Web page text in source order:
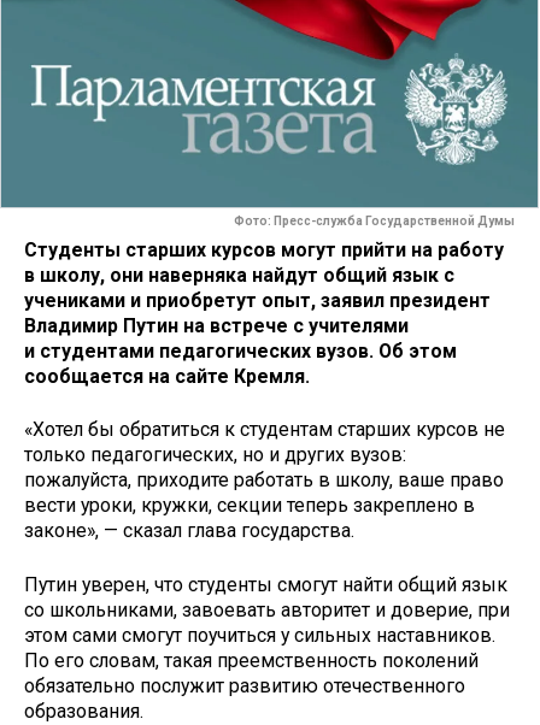
Фото: Пресс-служба Государственной Думы
Студенты старших курсов могут прийти на работу
в школу, они наверняка найдут общий язык с
учениками и приобретут опыт, заявил президент
Владимир Путин на встрече с учителями
и студентами педагогических вузов. Об этом
сообщается на сайте Кремля.
«Хотел бы обратиться к студентам старших курсов не
только педагогических, но и других вузов:
пожалуйста, приходите работать в школу, ваше право
вести уроки, кружки, секции теперь закреплено в
законе», — сказал глава государства.
Путин уверен, что студенты смогут найти общий язык
со школьниками, завоевать авторитет и доверие, при
этом сами смогут поучиться у сильных наставников.
По его словам, такая преемственность поколений
обязательно послужит развитию отечественного
образования.